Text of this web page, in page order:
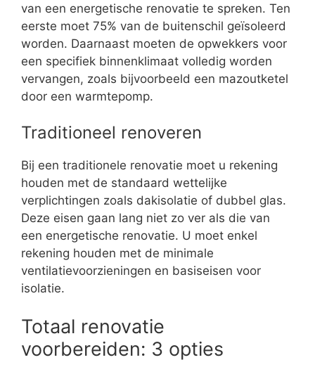
van een energetische renovatie te spreken. Ten
eerste moet 75% van de buitenschil geïsoleerd
worden. Daarnaast moeten de opwekkers voor
een specifiek binnenklimaat volledig worden
vervangen, zoals bijvoorbeeld een mazoutketel
door een warmtepomp.
Traditioneel renoveren
Bij een traditionele renovatie moet u rekening
houden met de standaard wettelijke
verplichtingen zoals dakisolatie of dubbel glas.
Deze eisen gaan lang niet zo ver als die van
een energetische renovatie. U moet enkel
rekening houden met de minimale
ventilatievoorzieningen en basiseisen voor
isolatie.
Totaal renovatie
voorbereiden: 3 opties